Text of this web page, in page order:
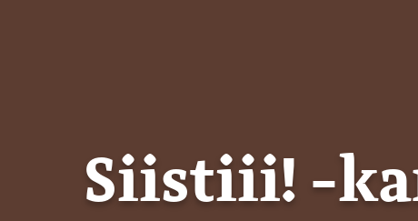
Siistiii! -